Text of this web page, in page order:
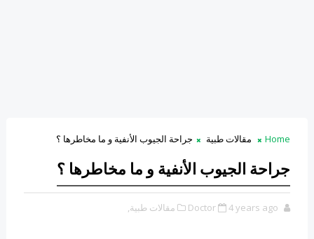
Home مقالات طبية جراحة الجيوب الأنفية و ما مخاطرها ؟
جراحة الجيوب الأنفية و ما مخاطرها ؟
Doctor 4 years ago مقالات طبية,